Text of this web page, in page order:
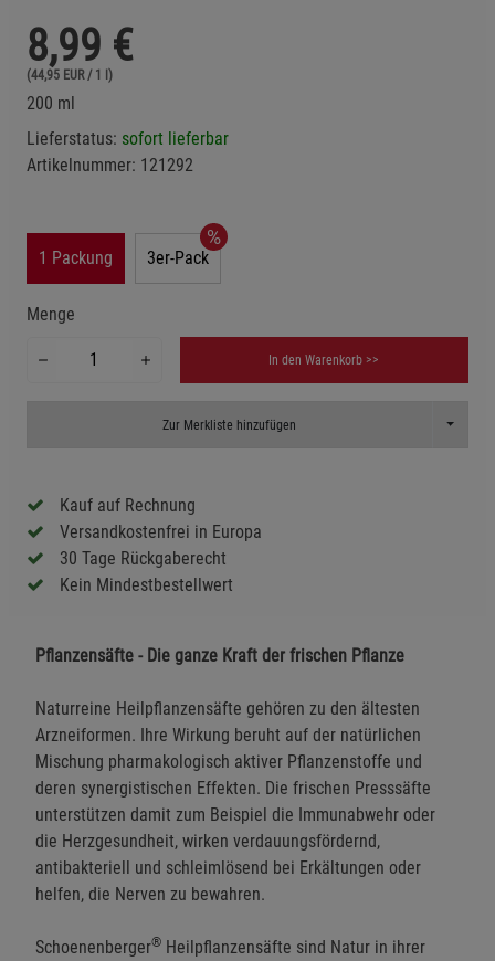
8,99 €
(44,95 EUR / 1 l)
200 ml
Lieferstatus: sofort lieferbar
Artikelnummer: 121292
1 Packung 3er-Pack
Menge
In den Warenkorb >>
Zur Merkliste hinzufügen Toggle
Kauf auf Rechnung
Versandkostenfrei in Europa
30 Tage Rückgaberecht
Kein Mindestbestellwert
Pflanzensäfte - Die ganze Kraft der frischen Pflanze
Naturreine Heilpflanzensäfte gehören zu den ältesten
Arzneiformen. Ihre Wirkung beruht auf der natürlichen
Mischung pharmakologisch aktiver Pflanzenstoffe und
deren synergistischen Effekten. Die frischen Presssäfte
unterstützen damit zum Beispiel die Immunabwehr oder
die Herzgesundheit, wirken verdauungsfördernd,
antibakteriell und schleimlösend bei Erkältungen oder
helfen, die Nerven zu bewahren.
Schoenenberger® Heilpflanzensäfte sind Natur in ihrer